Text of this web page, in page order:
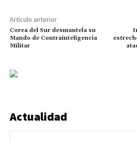
Artículo anterior
Corea del Sur desmantela su
Mando de Contrainteligencia
Militar
Actualidad